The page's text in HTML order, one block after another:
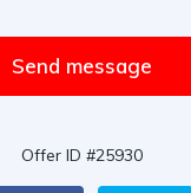
Send message
Offer ID #25930